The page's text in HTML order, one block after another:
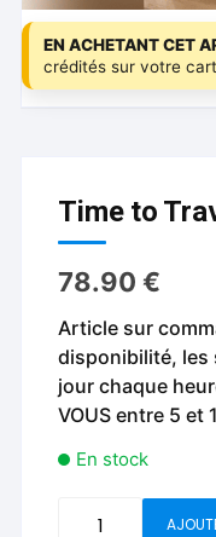
EN ACHETANT CET
crédités sur votre
Time to
78.90€
Article sur
disponibilité, les
jour chaque
VOUS entre 5 et
En stock